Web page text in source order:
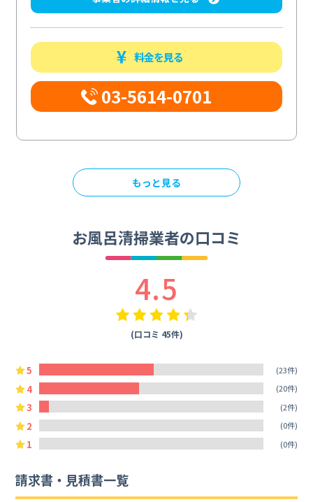
料金を見る
03-5614-0701
もっと見る
お風呂清掃業者の口コミ
4.5
(口コミ 45件)
5 (23件)
4 (20件)
3 (2件)
2 (0件)
1 (0件)
請求書・見積書一覧